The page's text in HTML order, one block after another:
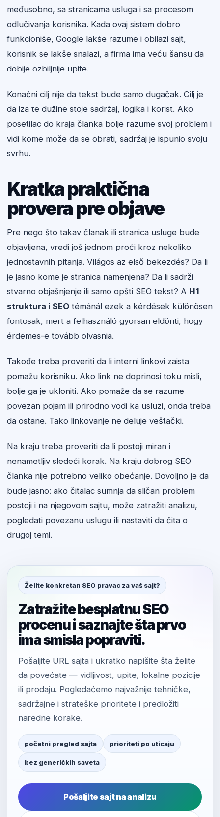
međusobno, sa stranicama usluga i sa procesom
odlučivanja korisnika. Kada ovaj sistem dobro
funkcioniše, Google lakše razume i obilazi sajt,
korisnik se lakše snalazi, a firma ima veću šansu da
dobije ozbiljnije upite.
Konačni cilj nije da tekst bude samo dugačak. Cilj je
da iza te dužine stoje sadržaj, logika i korist. Ako
posetilac do kraja članka bolje razume svoj problem i
vidi kome može da se obrati, sadržaj je ispunio svoju
svrhu.
Kratka praktična
provera pre objave
Pre nego što takav članak ili stranica usluge bude
objavljena, vredi još jednom proći kroz nekoliko
jednostavnih pitanja. Világos az első bekezdés? Da li
je jasno kome je stranica namenjena? Da li sadrži
stvarno objašnjenje ili samo opšti SEO tekst? A H1
struktura i SEO témánál ezek a kérdések különösen
fontosak, mert a felhasználó gyorsan eldönti, hogy
érdemes-e tovább olvasnia.
Takođe treba proveriti da li interni linkovi zaista
pomažu korisniku. Ako link ne doprinosi toku misli,
bolje ga je ukloniti. Ako pomaže da se razume
povezan pojam ili prirodno vodi ka usluzi, onda treba
da ostane. Tako linkovanje ne deluje veštački.
Na kraju treba proveriti da li postoji miran i
nenametljiv sledeći korak. Na kraju dobrog SEO
članka nije potrebno veliko obećanje. Dovoljno je da
bude jasno: ako čitalac sumnja da sličan problem
postoji i na njegovom sajtu, može zatražiti analizu,
pogledati povezanu uslugu ili nastaviti da čita o
drugoj temi.
Želite konkretan SEO pravac za vaš sajt?
Zatražite besplatnu SEO
procenu i saznajte šta prvo
ima smisla popraviti.
Pošaljite URL sajta i ukratko napišite šta želite
da povećate — vidljivost, upite, lokalne pozicije
ili prodaju. Pogledaćemo najvažnije tehničke,
sadržajne i strateške prioritete i predložiti
naredne korake.
početni pregled sajta prioriteti po uticaju
bez generičkih saveta
Pošaljite sajt na analizu